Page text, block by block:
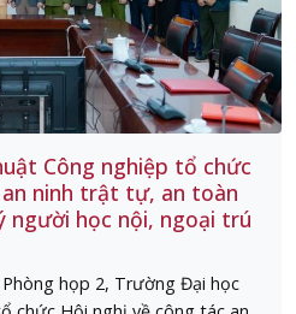
Công nghiệp tổ chức
ninh trật tự, an toàn
người học nội, ngoại trú
họp 2, Trường Đại học